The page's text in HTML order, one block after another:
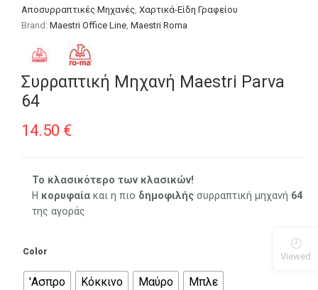
Αποσυρραπτικές Μηχανές ,Χαρτικά-Είδη Γραφείου
Brand:Maestri Office Line ,Maestri Roma
Συρραπτική Μηχανή Maestri Parva
64
14.50 €
Το κλασικότερο των κλασικών!
Η κορυφαίακαι η πιο δημοφιλής συρραπτική μηχανή 64
της αγοράς
Color
'Ασπρο Κόκκινο Μαύρο Μπλε
Viewed